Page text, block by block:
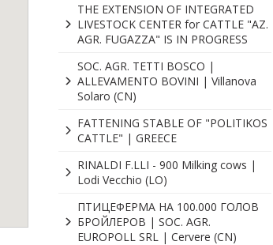
THE EXTENSION OF INTEGRATED
LIVESTOCK CENTER for CATTLE "AZ.
AGR. FUGAZZA" IS IN PROGRESS
SOC. AGR. TETTI BOSCO |
ALLEVAMENTO BOVINI | Villanova
Solaro (CN)
FATTENING STABLE OF "POLITIKOS
CATTLE" | GREECE
RINALDI F.LLI - 900 Milking cows |
Lodi Vecchio (LO)
ПТИЦЕФЕРМА НА 100.000 ГОЛОВ
БРОЙЛЕРОВ | SOC. AGR.
EUROPOLL SRL | Cervere (CN)